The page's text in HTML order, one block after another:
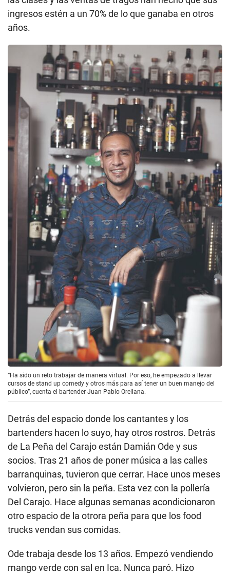
Desde su casa, que es más una oficina, ha dado
clases de cocteles, ha celebrado matrimonios y ha
cuando se reactivó el delivery, empezó a vender
packs de tragos.
Para diciembre de este año, pese a todo lo ocurrido,
las clases y las ventas de tragos han hecho que sus
ingresos estén a un 70% de lo que ganaba en otros
años.
“Ha sido un reto trabajar de manera virtual. Por eso, he empezado a llevar
cursos de stand up comedy y otros más para así tener un buen manejo del
público”, cuenta el bartender Juan Pablo Orellana.
Detrás del espacio donde los cantantes y los
de La Peña del Carajo están Damián Ode y sus
socios. Tras 21 años de poner música a las calles